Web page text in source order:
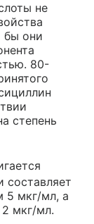
не
бы они
80-
степень
составляет
5 мкг/мл, а
мкг/мл.